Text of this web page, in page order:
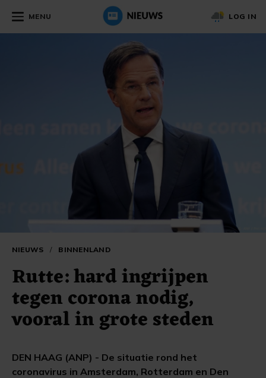
MENU LOG IN
NIEUWS / BINNENLAND
Rutte: hard ingrijpen
tegen corona nodig,
vooral in grote steden
DEN HAAG (ANP) - De situatie rond het
coronavirus in Amsterdam, Rotterdam en Den